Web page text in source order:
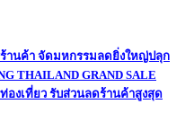
านค้า จัดมหกรรมลดยิ่งใหญ่ปลุก
THAILAND GRAND SALE
องเที่ยว รับส่วนลดร้านค้าสูงสุด